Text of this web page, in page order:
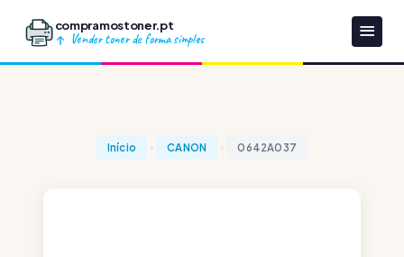
compramostoner.pt
Vender toner de forma simples
Início CANON 0642A037